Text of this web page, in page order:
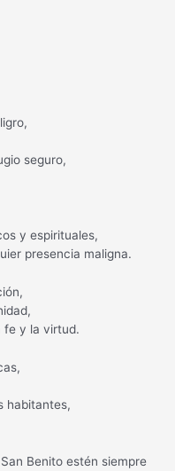
seguro,
y espirituales,
presencia maligna.
fe y la virtud.
habitantes,
Benito estén siempre